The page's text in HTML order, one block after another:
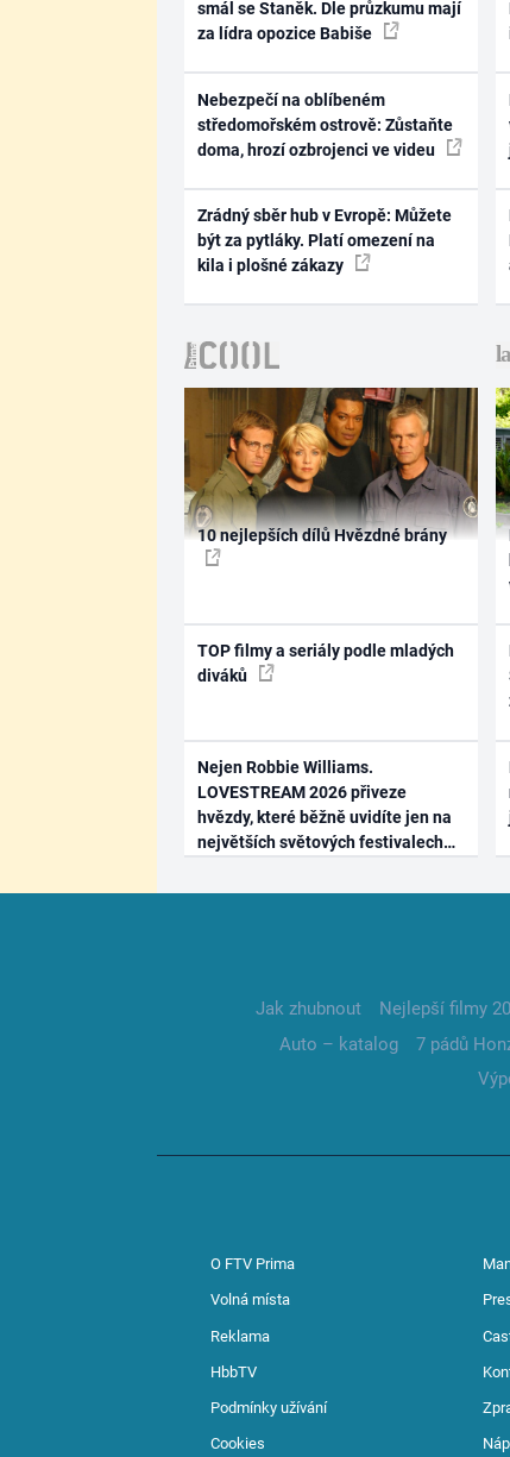
smál se Staněk. Dle průzkumu mají
za lídra opozice Babiše
Nebezpečí na oblíbeném
středomořském ostrově: Zůstaňte
doma, hrozí ozbrojenci ve videu
Zrádný sběr hub v Evropě: Můžete
být za pytláky. Platí omezení na
kila i plošné zákazy
10 nejlepších dílů Hvězdné brány
TOP filmy a seriály podle mladých
diváků
Nejen Robbie Williams.
LOVESTREAM 2026 přiveze
hvězdy, které běžně uvidíte jen na
největších světových festivalech
Jak zhubnout Nejlepší filmy
Auto – katalog
7 pádů
O FTV Prima
Volná místa
Reklama
HbbTV
Podmínky užívání
Cookies